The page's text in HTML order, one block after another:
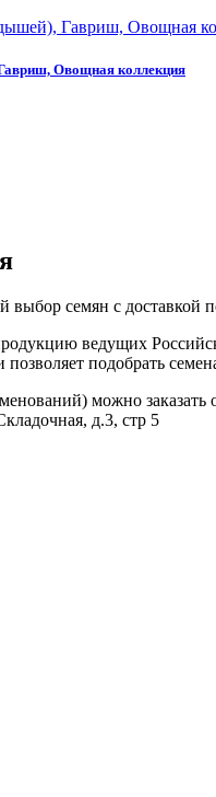
Овощная коллекция
выбор семян с
ведущих
подобрать
можно заказать
д.3, стр 5